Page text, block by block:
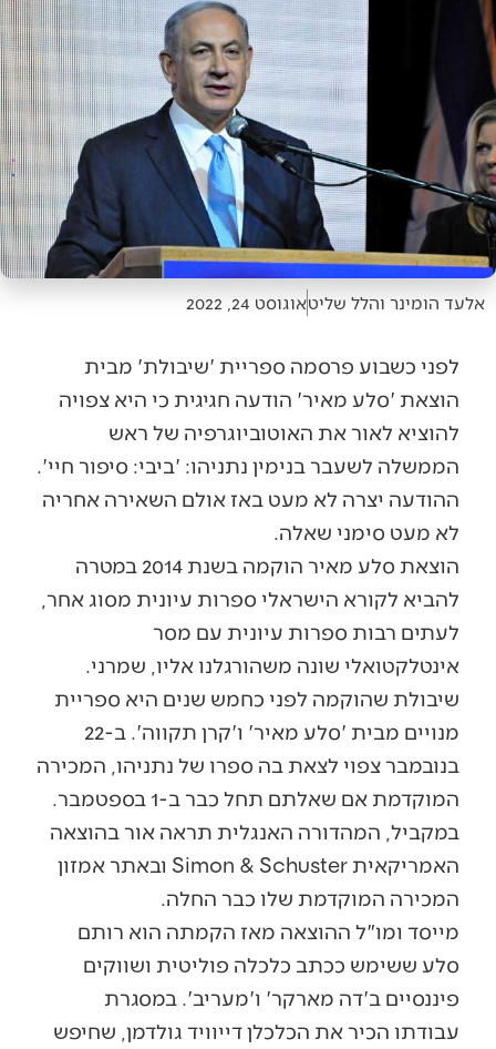
אלעד הומינר והלל שליטאוגוסט 24, 2022
לפני כשבוע פרסמה ספריית 'שיבולת' מבית
הוצאת 'סלע מאיר' הודעה חגיגית כי היא צפויה
להוציא לאור את האוטוביוגרפיה של ראש
הממשלה לשעבר בנימין נתניהו: 'ביבי: סיפור חיי'.
ההודעה יצרה לא מעט באז אולם השאירה אחריה
לא מעט סימני שאלה.
הוצאת סלע מאיר הוקמה בשנת 2014 במטרה
להביא לקורא הישראלי ספרות עיונית מסוג אחר,
לעתים רבות ספרות עיונית עם מסר
אינטלקטואלי שונה משהורגלנו אליו, שמרני.
שיבולת שהוקמה לפני כחמש שנים היא ספריית
מנויים מבית 'סלע מאיר' ו'קרן תקווה'. ב-22
בנובמבר צפוי לצאת בה ספרו של נתניהו, המכירה
המוקדמת אם שאלתם תחל כבר ב-1 בספטמבר.
במקביל, המהדורה האנגלית תראה אור בהוצאה
האמריקאית Simon & Schuster ובאתר אמזון
המכירה המוקדמת שלו כבר החלה.
מייסד ומו"ל ההוצאה מאז הקמתה הוא רותם
סלע ששימש ככתב כלכלה פוליטית ושווקים
פיננסיים ב'דה מארקר' ו'מעריב'. במסגרת
עבודתו הכיר את הכלכלן דייוויד גולדמן, שחיפש